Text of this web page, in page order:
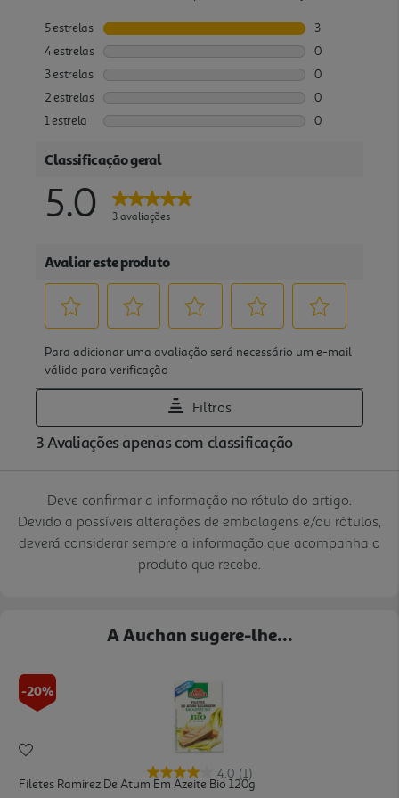
Deve confirmar a informação no rótulo do artigo.
Devido a possíveis alterações de embalagens e/ou rótulos,
deverá considerar sempre a informação que acompanha o
produto que recebe.
A Auchan sugere-lhe...
-20%
4.0 (1)
Filetes Ramirez De Atum Em Azeite Bio 120g